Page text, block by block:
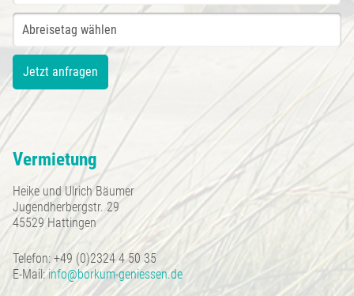
Vermietung
Heike und Ulrich Bäumer
Jugendherbergstr. 29
45529 Hattingen
Telefon: +49 (0)2324 4 50 35
E-Mail:info@borkum-geniessen.de